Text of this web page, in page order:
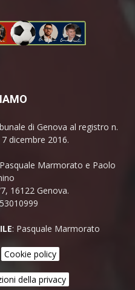
di Genova al registro n.
dicembre 2016.
Pasquale Marmorato e Paolo
16122 Genova.
: Pasquale Marmorato
Cookie policy
della privacy